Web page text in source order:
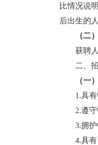
比情况说
后出生的人
（二
获聘人
二、招
（一）
1.具有
2.遵守中
3.拥护中
4.具有良